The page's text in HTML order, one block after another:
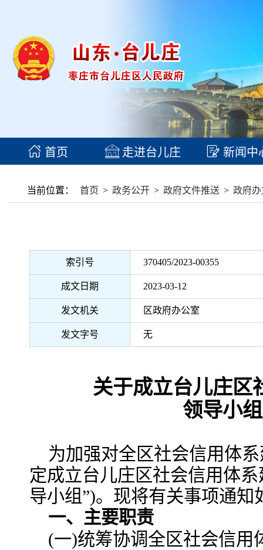
首页 走进台儿庄 新闻中
当前位置： 首页 > 政务公开 > 政府文件推送 > 政府
索引号 370405/2023-00355
成文日期 2023-03-12
发文机关 区政府办公室
发文字号 无
关于成立台儿庄区
领导小
为加强对全区社会信用体
定成立台儿庄区社会信用体
导小组”)。现将有关事项通知
一、主要职责
(一)统筹协调全区社会信用